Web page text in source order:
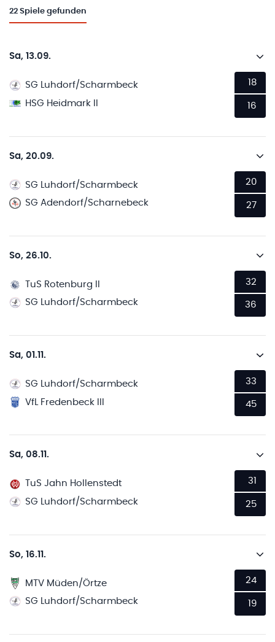
22 Spiele gefunden
Sa, 13.09.
SG Luhdorf/Scharmbeck
HSG Heidmark II
18
16
Sa, 20.09.
SG Luhdorf/Scharmbeck
SG Adendorf/Scharnebeck
20
27
So, 26.10.
TuS Rotenburg II
SG Luhdorf/Scharmbeck
32
36
Sa, 01.11.
SG Luhdorf/Scharmbeck
VfL Fredenbeck III
33
45
Sa, 08.11.
TuS Jahn Hollenstedt
SG Luhdorf/Scharmbeck
31
25
So, 16.11.
MTV Müden/Örtze
SG Luhdorf/Scharmbeck
24
19